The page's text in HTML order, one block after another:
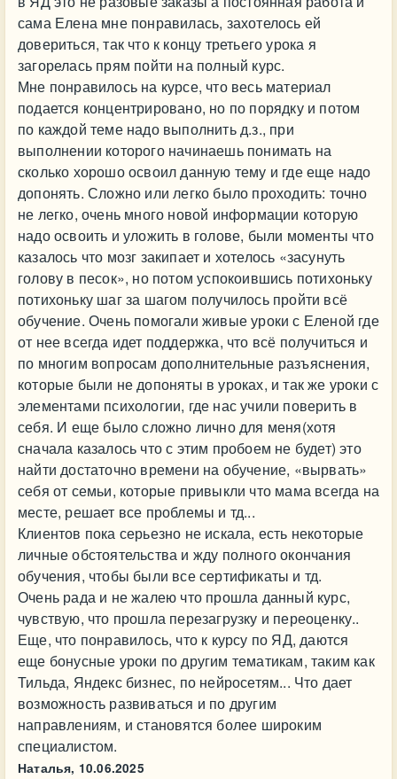
сама Елена мне понравилась, захотелось ей
довериться, так что к концу третьего урока я
загорелась прям пойти на полный курс.
Мне понравилось на курсе, что весь материал
подается концентрировано, но по порядку и потом
по каждой теме надо выполнить д.з., при
выполнении которого начинаешь понимать на
сколько хорошо освоил данную тему и где еще надо
допонять. Сложно или легко было проходить: точно
не легко, очень много новой информации которую
надо освоить и уложить в голове, были моменты что
казалось что мозг закипает и хотелось «засунуть
голову в песок», но потом успокоившись потихоньку
потихоньку шаг за шагом получилось пройти всё
обучение. Очень помогали живые уроки с Еленой где
от нее всегда идет поддержка, что всё получиться и
по многим вопросам дополнительные разъяснения,
которые были не допоняты в уроках, и так же уроки с
элементами психологии, где нас учили поверить в
себя. И еще было сложно лично для меня(хотя
сначала казалось что с этим пробоем не будет) это
найти достаточно времени на обучение, «вырвать»
себя от семьи, которые привыкли что мама всегда на
месте, решает все проблемы и тд...
Клиентов пока серьезно не искала, есть некоторые
личные обстоятельства и жду полного окончания
обучения, чтобы были все сертификаты и тд.
Очень рада и не жалею что прошла данный курс,
чувствую, что прошла перезагрузку и переоценку..
Еще, что понравилось, что к курсу по ЯД, даются
еще бонусные уроки по другим тематикам, таким как
Тильда, Яндекс бизнес, по нейросетям... Что дает
возможность развиваться и по другим
направлениям, и становятся более широким
специалистом.
Наталья, 10.06.2025